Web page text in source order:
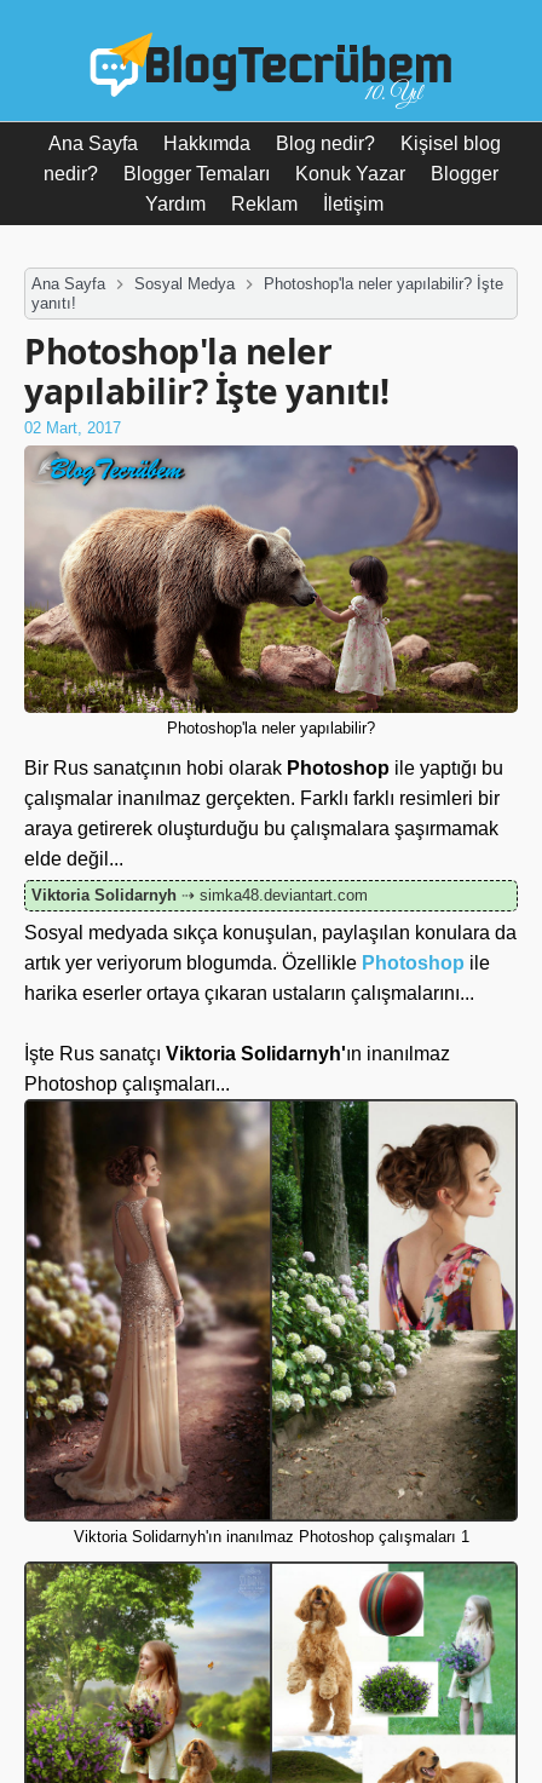
10. Yıl
Ana Sayfa Hakkımda Blog nedir?
Kişisel blog
nedir?
Blogger Temaları Konuk Yazar
Blogger
Yardım
Reklam İletişim
Ana Sayfa Sosyal Medya
Photoshop'la neler yapılabilir? İşte
yanıtı!
Photoshop'la neler
yapılabilir? İşte yanıtı!
02 Mart, 2017
Photoshop'la neler yapılabilir?
Bir Rus sanatçının hobi olarak Photoshop ile yaptığı bu
çalışmalar inanılmaz gerçekten. Farklı farklı resimleri bir
araya getirerek oluşturduğu bu çalışmalara şaşırmamak
elde değil...
Viktoria Solidarnyh ⇢ simka48.deviantart.com
Sosyal medyada sıkça konuşulan, paylaşılan konulara da
artık yer veriyorum blogumda. Özellikle Photoshop ile
harika eserler ortaya çıkaran ustaların çalışmalarını...
İşte Rus sanatçı Viktoria Solidarnyh'ın inanılmaz
Photoshop çalışmaları...
Viktoria Solidarnyh'ın inanılmaz Photoshop çalışmaları 1